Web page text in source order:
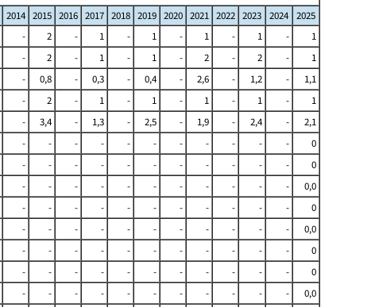
2014 2015 2016 2017 2018 2019 2020 2021 2022 2023 2024 2025
- 2 - 1 - 1 - 1 - 1 -
1
- 2 - 1 - 1 - 2 - 2 -
1
- 0,8 - 0,3 - 0,4 - 2,6 - 1,2 -
1,1
- 2 - 1 - 1 - 1 - 1 -
1
- 3,4 - 1,3 - 2,5 - 1,9 - 2,4 -
2,1
- - - - - - - - - - -
0
- - - - - - - - - - -
0
- - - - - - - - - - -
0,0
- - - - - - - - - - -
0
- - - - - - - - - - -
0,0
- - - - - - - - - - -
0
- - - - - - - - - - -
0
- - - - - - - - - - -
0,0